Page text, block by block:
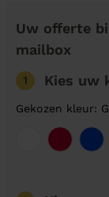
Uw offerte
mailbox
1 Kies uw
Gekozen kleur: